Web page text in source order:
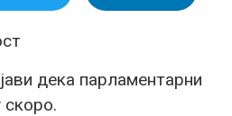
дека парламентарни
скоро.